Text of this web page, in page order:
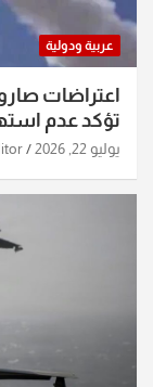
عربية ودولية
اعتراضات
تؤكد عدم
يوليو 22, 2026